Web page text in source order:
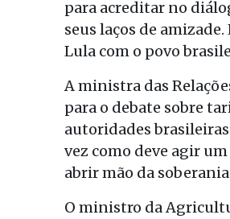
para acreditar no
seus laços de
Lula com o povo
A ministra das
para o debate sobre
autoridades
vez como deve agir
abrir mão da
O ministro da